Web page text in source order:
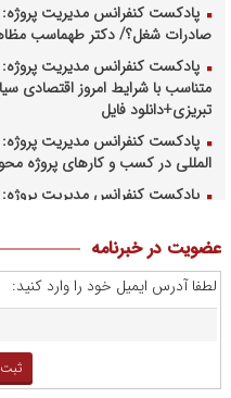
پادکست کنفرانس مدیریت پروژه:
صادرات شغل؟/ دکتر طهماسب
پادکست کنفرانس مدیریت پروژه:
متناسب با شرایط امروز اقتصادی
تبریزی+دانلود فایل
پادکست کنفرانس مدیریت
المللی در کسب و کارهای پروژه
پادکست کنفرانس مدیریت پروژه:
فایل
پادکست کنفرانس مدیریت
محور/ دکتر محمد صبحیه+دانلود فایل
عضویت در خبرنامه
لطفا آدرس ایمیل خود را وارد کنید: